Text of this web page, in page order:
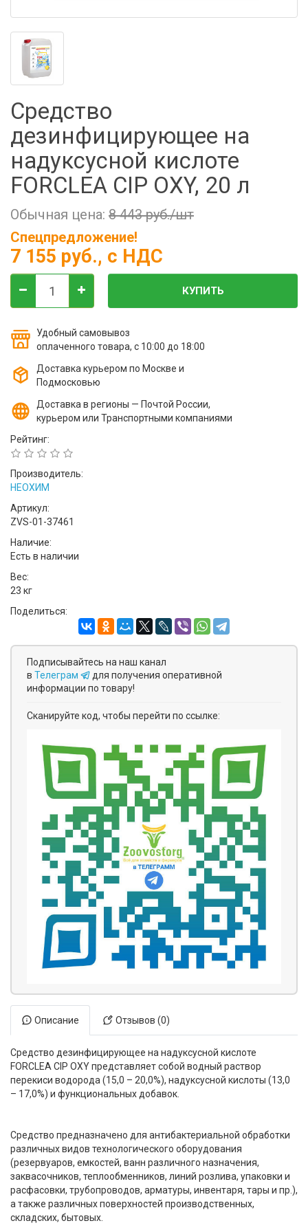
Средство
дезинфицирующее на
надуксусной кислоте
FORCLEA CIP OXY, 20 л
Обычная цена: 8 443 руб./шт
Спецпредложение!
7 155 руб., с НДС
КУПИТЬ
Удобный самовывоз
оплаченного товара, с 10:00 до 18:00
Доставка курьером по Москве и
Подмосковью
Доставка в регионы — Почтой России,
курьером или Транспортными компаниями
Рейтинг:
Производитель:
НЕОХИМ
Артикул:
ZVS-01-37461
Наличие:
Есть в наличии
Вес:
23 кг
Поделиться:
Подписывайтесь на наш канал
в Телеграм
для получения оперативной
информации по товару!
Сканируйте код, чтобы перейти по ссылке:
Описание Отзывов (0)
Средство дезинфицирующее на надуксусной кислоте
FORCLEA CIP OXY представляет собой водный раствор
перекиси водорода (15,0 – 20,0%), надуксусной кислоты (13,0
– 17,0%) и функциональных добавок.
Средство предназначено для антибактериальной обработки
различных видов технологического оборудования
(резервуаров, емкостей, ванн различного назначения,
заквасочников, теплообменников, линий розлива, упаковки и
расфасовки, трубопроводов, арматуры, инвентаря, тары и пр.),
а также различных поверхностей производственных,
складских, бытовых.
Электронная маркировка коров
Держатели лизунцов